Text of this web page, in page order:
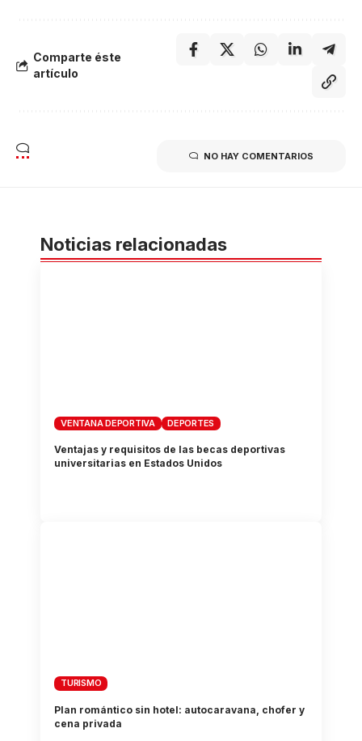
Comparte éste
artículo
NO HAY COMENTARIOS
Noticias relacionadas
VENTANA DEPORTIVA DEPORTES
Ventajas y requisitos de las becas deportivas
universitarias en Estados Unidos
TURISMO
Plan romántico sin hotel: autocaravana, chofer y
cena privada